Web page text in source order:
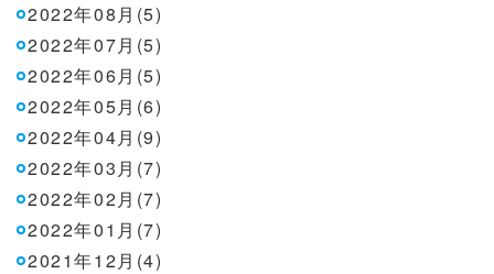
2022年08月(5)
2022年07月(5)
2022年06月(5)
2022年05月(6)
2022年04月(9)
2022年03月(7)
2022年02月(7)
2022年01月(7)
2021年12月(4)